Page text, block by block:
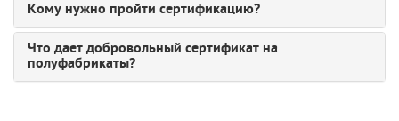
Кому нужно пройти сертификацию?
Что дает добровольный сертификат на
полуфабрикаты?